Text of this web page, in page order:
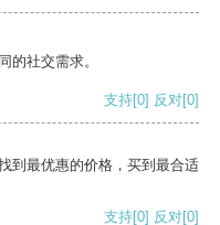
的社交需求。
支持[0] 反对[0]
到最优惠的价格，买到最合适
支持[0] 反对[0]